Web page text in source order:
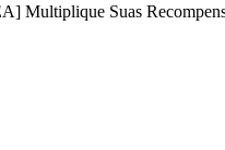
Multiplique Suas